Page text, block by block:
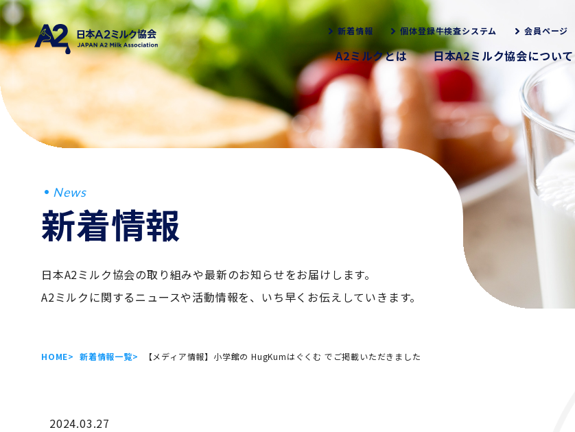
新着情報 個体登録牛検査システム 会員ページ
A2ミルクとは 日本A2ミルク協会について
News
新着情報
日本A2ミルク協会の取り組みや最新のお知らせをお届けします。
A2ミルクに関するニュースや活動情報を、いち早くお伝えしていきます。
HOME 新着情報一覧 【メディア情報】小学館の HugKumはぐくむ でご掲載いただきました
2024.03.27